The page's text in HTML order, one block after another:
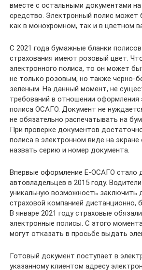
вместе с остальными документами
средство. Электронный полис может
как в монохромном, так и в цветном
С 2021 года бумажные бланки
страхования имеют розовый цвет.
электронного полиса, то он может
не только розовым, но также черно-
зеленым. На данный момент, не
требований в отношении оформления
полиса ОСАГО. Документ не
не обязательно распечатывать на
При проверке документов
полиса в электронном виде на экране
назвать серию и номер документа.
Впервые оформление Е-ОСАГО стало
автовладельцев в 2015 году.
уникальную возможность заключить
страховой компанией дистанционно,
В январе 2021 году страховые
электронные полисы. С этого
могут отказать в просьбе выдать
Готовый документ поступает в
указанному клиентом адресу